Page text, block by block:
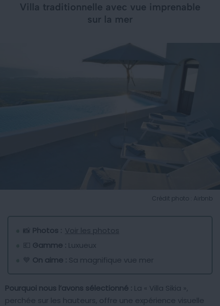
Villa traditionnelle avec vue imprenable
sur la mer
Crédit photo : Airbnb
📸 Photos : Voir les photos
💶 Gamme : Luxueux
💙 On aime : Sa magnifique vue mer
Pourquoi nous l’avons sélectionné : La « Villa Sikia »,
perchée sur les hauteurs, offre une expérience visuelle